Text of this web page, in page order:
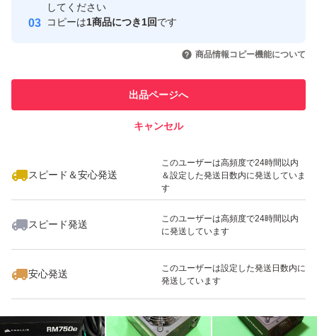
取引実績◯+
このユーザーはYahoo!フリマの取
引を完了させた実績があります
での取引実績があります
スピード&安心発送
※このバッジは実績に基づく表示であり、発送を保証しているものではあり
スピード＆安心発送
このユーザーは高頻度で24時間以内
＆設定した発送日数内に発送していま
す
スピード発送
このユーザーは高頻度で24時間以内
に発送しています
安心発送
このユーザーは設定した発送日数内に
発送しています
してください
コピーは1商品につき1回です
商品情報コピー機能について
出品ページへ
キャンセル